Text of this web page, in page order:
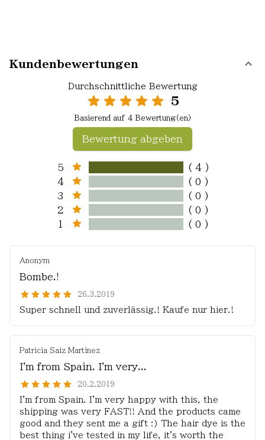
Kundenbewertungen
Durchschnittliche Bewertung
5
Basierend auf 4 Bewertung(en)
Bewertung abgeben
5
( 4 )
4
( 0 )
3
( 0 )
2
( 0 )
1
( 0 )
Anonym
Bombe.!
26.3.2019
Super schnell und zuverlässig.! Kaufe nur hier.!
Patricia Saiz Martinez
I'm from Spain. I'm very...
20.2.2019
I'm from Spain. I'm very happy with this, the
shipping was very FAST!! And the products came
good and they sent me a gift :) The hair dye is the
best thing i've tested in my life, it's worth the